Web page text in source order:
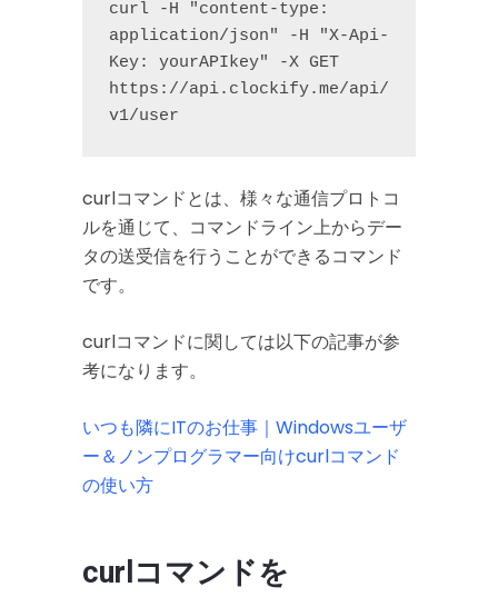
curl -H "content-type:
application/json" -H "X-Api-
Key: yourAPIkey" -X GET
https://api.clockify.me/api/
v1/user
curlコマンドとは、様々な通信プロトコ
ルを通じて、コマンドライン上からデー
タの送受信を行うことができるコマンド
です。
curlコマンドに関しては以下の記事が参
考になります。
いつも隣にITのお仕事｜Windowsユーザ
ー＆ノンプログラマー向けcurlコマンド
の使い方
curlコマンドを